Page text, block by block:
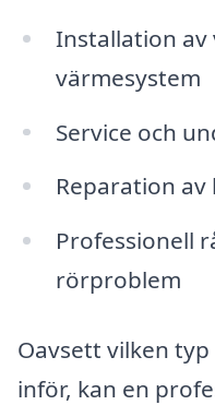
Installation
värmesystem
Service och
Reparation
Professionell
rörproblem
Oavsett vilken
inför, kan en